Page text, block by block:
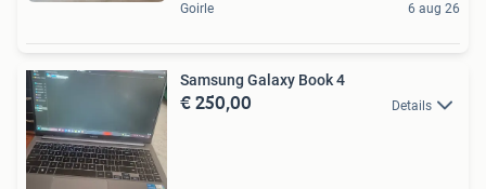
Goirle 6 aug 26
Samsung Galaxy Book 4
€ 250,00 Details